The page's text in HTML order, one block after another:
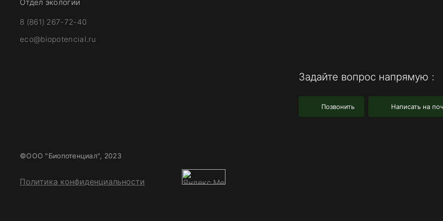
Отдел экологии
8 (861) 267-72-40
eco@biopotencial.ru
Задайте вопрос напрямую :
Позвонить Написать на
©ООО "Биопотенциал", 2023
Политика конфиденциальности